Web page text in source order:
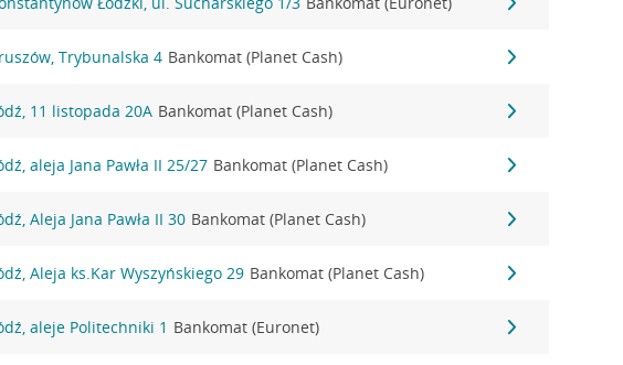
Trybunalska 4 Bankomat (Planet Cash)
11 listopada 20A Bankomat (Planet Cash)
aleja Jana Pawła II 25/27 Bankomat (Planet Cash)
Aleja Jana Pawła II 30 Bankomat (Planet Cash)
Aleja ks.Kar Wyszyńskiego 29 Bankomat (Planet Cash)
aleje Politechniki 1 Bankomat (Euronet)